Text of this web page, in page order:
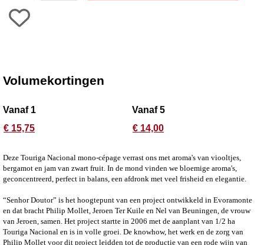
Volumekortingen
Vanaf 1
Vanaf 5
€ 15,75
€ 14,00
Deze Touriga Nacional mono-cépage verrast ons met aroma's van viooltjes,
bergamot en jam van zwart fruit. In de mond vinden we bloemige aroma's,
geconcentreerd, perfect in balans, een afdronk met veel frisheid en elegantie.
“Senhor Doutor” is het hoogtepunt van een project ontwikkeld in Evoramonte
en dat bracht Philip Mollet, Jeroen Ter Kuile en Nel van Beuningen, de vrouw
van Jeroen, samen. Het project startte in 2006 met de aanplant van 1/2 ha
Touriga Nacional en is in volle groei. De knowhow, het werk en de zorg van
Philip Mollet voor dit project leidden tot de productie van een rode wijn van